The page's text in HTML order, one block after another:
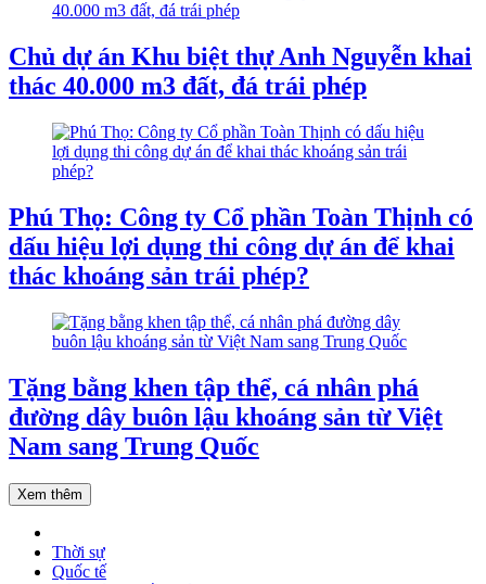
Chủ dự án Khu biệt thự Anh Nguyễn khai
thác 40.000 m3 đất, đá trái phép
Phú Thọ: Công ty Cổ phần Toàn Thịnh có
dấu hiệu lợi dụng thi công dự án để khai
thác khoáng sản trái phép?
Tặng bằng khen tập thể, cá nhân phá
đường dây buôn lậu khoáng sản từ Việt
Nam sang Trung Quốc
Xem thêm
Thời sự
Quốc tế